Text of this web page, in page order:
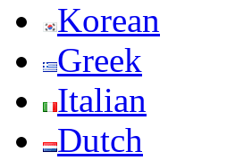
Korean
Greek
Italian
Dutch